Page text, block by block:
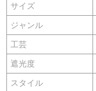
サイズ
ジャンル
工芸
遮光度
スタイル